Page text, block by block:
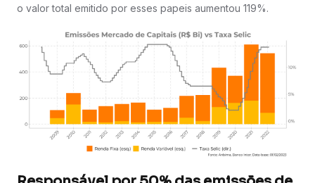
o valor total emitido por esses papeis aumentou 119%.